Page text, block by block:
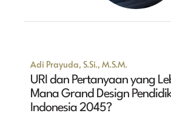
Adi Prayuda, S.Si., M.S.M.
URI dan Pertanyaan yang
Mana Grand Design
Indonesia 2045?